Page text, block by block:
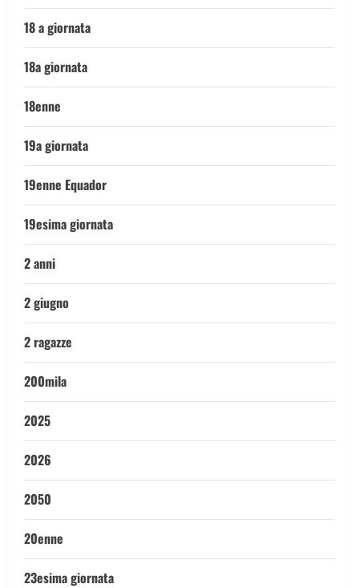
18 a giornata
18a giornata
18enne
19a giornata
19enne Equador
19esima giornata
2 anni
2 giugno
2 ragazze
200mila
2025
2026
2050
20enne
23esima giornata